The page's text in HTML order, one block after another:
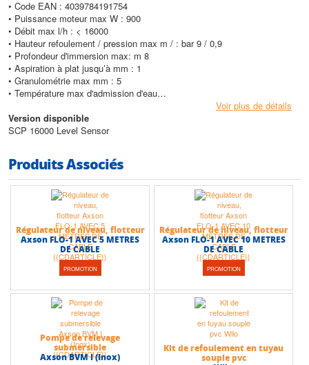
• Code EAN : 4039784191754
• Puissance moteur max W : 900
• Débit max l/h : < 16000
• Hauteur refoulement / pression max m / : bar 9 / 0,9
• Profondeur d'immersion max: m 8
• Aspiration à plat jusqu’à mm : 1
• Granulométrie max mm : 5
• Température max d'admission d'eau
• Poids sans accessoires (kg) :7,2
Voir plus de détails
Version disponible
SCP 16000 Level Sensor
Produits Associés
PROMOTION
Régulateur de niveau, flotteur
Axson FLO-1 AVEC 5 METRES
DE CABLE
PROMOTION
Régulateur de niveau, flotteur
Axson FLO-1 AVEC 10 METRES
DE CABLE
Pompe de relevage
submersible
Axson BVM I (Inox)
Kit de refoulement en tuyau
souple pvc